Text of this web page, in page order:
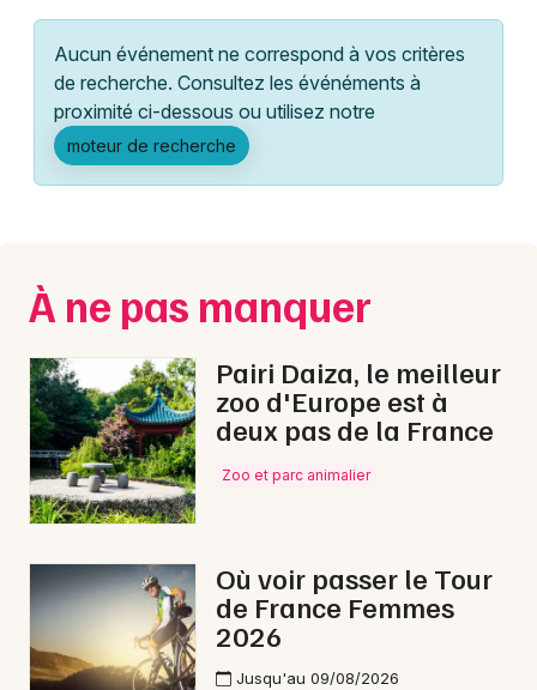
Manifestations
Foires & salons
Sports
Soirées
Sorties famille
Expos
Marche gourmande dans la Marne
Marche gourmande en Champagne-Ardenne
Lyon
Marseille
Mulhouse
Montpellier
Paris
Strasbourg
Toulouse
Toutes les villes
Aucun événement ne correspond à vos critères
de recherche. Consultez les événéments à
proximité ci-dessous ou utilisez notre
moteur de recherche
À ne pas manquer
Pairi Daiza, le meilleur
zoo d'Europe est à
deux pas de la France
Zoo et parc animalier
Où voir passer le Tour
de France Femmes
2026
Jusqu'au 09/08/2026